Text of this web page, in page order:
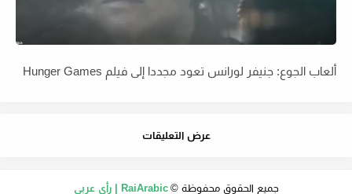
ألعاب الجوع: جنيفر لورانس تعود مجددا إلى فيلم Hunger Games
عرض التعليقات
جميع الحقوق محفوظة © RaiArabic | رأي عربي